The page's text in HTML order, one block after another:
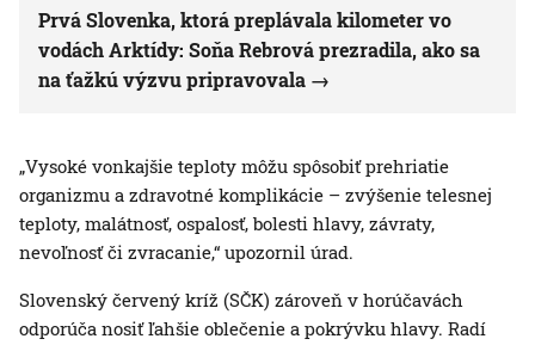
Prvá Slovenka, ktorá preplávala kilometer vo
vodách Arktídy: Soňa Rebrová prezradila, ako sa
na ťažkú výzvu pripravovala
„Vysoké vonkajšie teploty môžu spôsobiť prehriatie
organizmu a zdravotné komplikácie – zvýšenie telesnej
teploty, malátnosť, ospalosť, bolesti hlavy, závraty,
nevoľnosť či zvracanie,“ upozornil úrad.
Slovenský červený kríž (SČK) zároveň v horúčavách
odporúča nosiť ľahšie oblečenie a pokrývku hlavy. Radí